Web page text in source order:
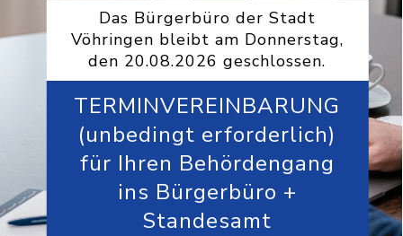
Das Bürgerbüro der Stadt
Vöhringen bleibt am Donnerstag,
den 20.08.2026 geschlossen.
TERMINVEREINBARUNG
(unbedingt erforderlich)
für Ihren Behördengang
ins Bürgerbüro +
Standesamt